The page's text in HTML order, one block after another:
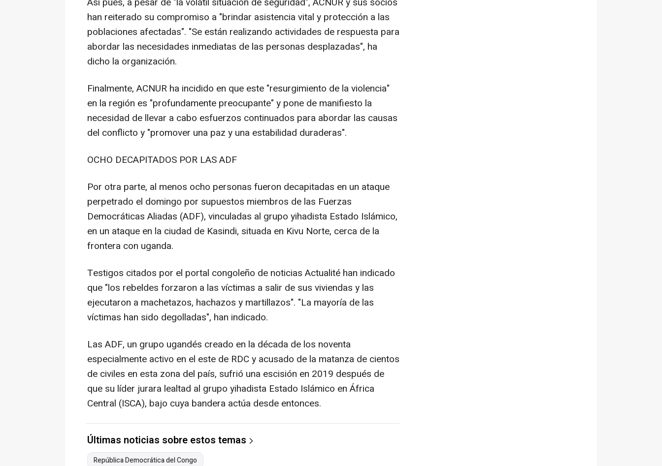
han reiterado su compromiso a "brindar asistencia vital y protección a las
poblaciones afectadas". "Se están realizando actividades de respuesta para
abordar las necesidades inmediatas de las personas desplazadas", ha
dicho la organización.
Finalmente, ACNUR ha incidido en que este "resurgimiento de la violencia"
en la región es "profundamente preocupante" y pone de manifiesto la
necesidad de llevar a cabo esfuerzos continuados para abordar las causas
del conflicto y "promover una paz y una estabilidad duraderas".
OCHO DECAPITADOS POR LAS ADF
Por otra parte, al menos ocho personas fueron decapitadas en un ataque
perpetrado el domingo por supuestos miembros de las Fuerzas
Democráticas Aliadas (ADF), vinculadas al grupo yihadista Estado Islámico,
en un ataque en la ciudad de Kasindi, situada en Kivu Norte, cerca de la
frontera con uganda.
Testigos citados por el portal congoleño de noticias Actualité han indicado
que "los rebeldes forzaron a las víctimas a salir de sus viviendas y las
ejecutaron a machetazos, hachazos y martillazos". "La mayoría de las
víctimas han sido degolladas", han indicado.
Las ADF, un grupo ugandés creado en la década de los noventa
especialmente activo en el este de RDC y acusado de la matanza de cientos
de civiles en esta zona del país, sufrió una escisión en 2019 después de
que su líder jurara lealtad al grupo yihadista Estado Islámico en África
Central (ISCA), bajo cuya bandera actúa desde entonces.
Últimas noticias sobre estos temas
República Democrática del Congo